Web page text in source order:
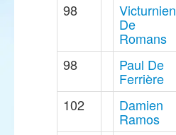
98 Victurnien
De
Romans
98 Paul De
Ferrière
102 Damien
Ramos